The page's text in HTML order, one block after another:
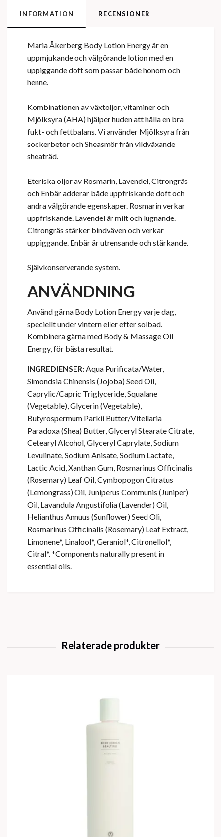
INFORMATION RECENSIONER
Maria Åkerberg Body Lotion Energy är en
uppmjukande och välgörande lotion med en
uppiggande doft som passar både honom och
henne.
Kombinationen av växtoljor, vitaminer och
Mjölksyra (AHA) hjälper huden att hålla en bra
fukt- och fettbalans. Vi använder Mjölksyra från
sockerbetor och Sheasmör från vildväxande
sheaträd.
Eteriska oljor av Rosmarin, Lavendel, Citrongräs
och Enbär adderar både uppfriskande doft och
andra välgörande egenskaper. Rosmarin verkar
uppfriskande. Lavendel är milt och lugnande.
Citrongräs stärker bindväven och verkar
uppiggande. Enbär är utrensande och stärkande.
Självkonserverande system.
ANVÄNDNING
Använd gärna Body Lotion Energy varje dag,
speciellt under vintern eller efter solbad.
Kombinera gärna med Body & Massage Oil
Energy, för bästa resultat.
INGREDIENSER: Aqua Purificata/Water,
Simondsia Chinensis (Jojoba) Seed Oil,
Caprylic/Capric Triglyceride, Squalane
(Vegetable), Glycerin (Vegetable),
Butyrospermum Parkii Butter/Vitellaria
Paradoxa (Shea) Butter, Glyceryl Stearate Citrate,
Cetearyl Alcohol, Glyceryl Caprylate, Sodium
Levulinate, Sodium Anisate, Sodium Lactate,
Lactic Acid, Xanthan Gum, Rosmarinus Officinalis
(Rosemary) Leaf Oil, Cymbopogon Citratus
(Lemongrass) Oil, Juniperus Communis (Juniper)
Oil, Lavandula Angustifolia (Lavender) Oil,
Helianthus Annuus (Sunflower) Seed Oli,
Rosmarinus Officinalis (Rosemary) Leaf Extract,
Limonene*, Linalool*, Geraniol*, Citronellol*,
Citral*. *Components naturally present in
essential oils.